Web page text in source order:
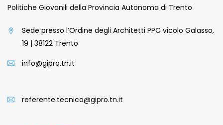
Politiche Giovanili della Provincia Autonoma di Trento
Sede presso l’Ordine degli Architetti PPC vicolo Galasso,
19 | 38122 Trento
info@gipro.tn.it
referente.tecnico@gipro.tn.it